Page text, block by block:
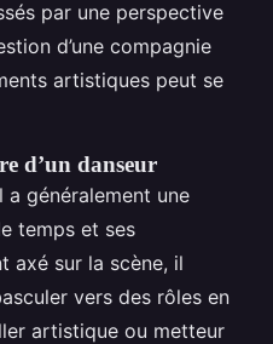
par une perspective
d’une compagnie
artistiques peut se
d’un danseur
a généralement une
temps et ses
axé sur la scène, il
vers des rôles en
artistique ou metteur